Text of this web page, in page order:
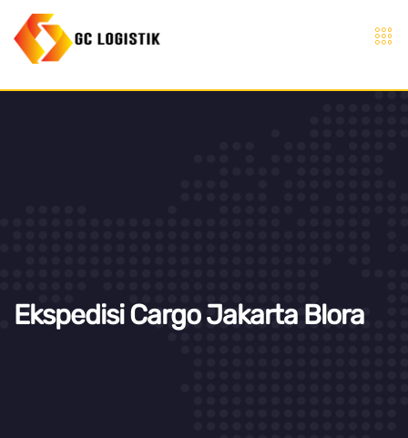
Ekspedisi Cargo Jakarta Blora